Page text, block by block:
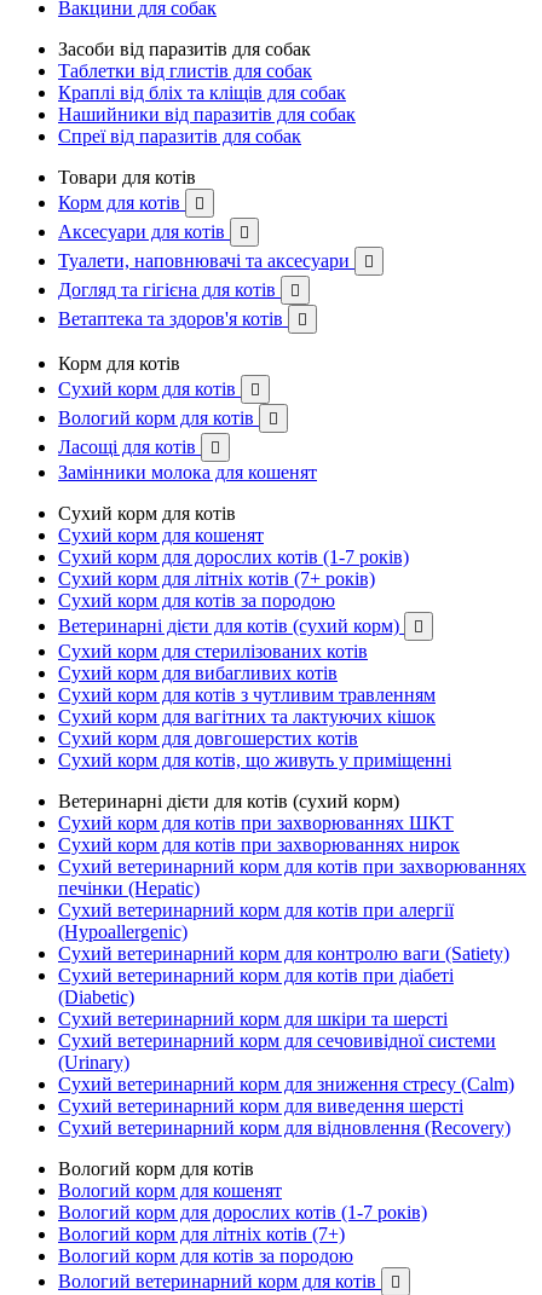
Вакцини для собак
Засоби від паразитів для собак
Таблетки від глистів для собак
Краплі від бліх та кліщів для собак
Нашийники від паразитів для собак
Спреї від паразитів для собак
Товари для котів
Корм для котів

Аксесуари для котів 
Туалети, наповнювачі та аксесуари 
Догляд та гігієна для котів 
Ветаптека та здоров'я котів 
Корм для котів
Сухий корм для котів

Вологий корм для котів 
Ласощі для котів 
Замінники молока для кошенят
Сухий корм для котів
Сухий корм для кошенят
Сухий корм для дорослих котів (1-7 років)
Сухий корм для літніх котів (7+ років)
Сухий корм для котів за породою
Ветеринарні дієти для котів (сухий корм)

Сухий корм для стерилізованих котів
Сухий корм для вибагливих котів
Сухий корм для котів з чутливим травленням
Сухий корм для вагітних та лактуючих кішок
Сухий корм для довгошерстих котів
Сухий корм для котів, що живуть у приміщенні
Ветеринарні дієти для котів (сухий корм)
Сухий корм для котів при захворюваннях ШКТ
Сухий корм для котів при захворюваннях нирок
Сухий ветеринарний корм для котів при захворюваннях
печінки (Hepatic)
Сухий ветеринарний корм для котів при алергії
(Hypoallergenic)
Сухий ветеринарний корм для контролю ваги (Satiety)
Сухий ветеринарний корм для котів при діабеті
(Diabetic)
Сухий ветеринарний корм для шкіри та шерсті
Сухий ветеринарний корм для сечовивідної системи
(Urinary)
Сухий ветеринарний корм для зниження стресу (Calm)
Сухий ветеринарний корм для виведення шерсті
Сухий ветеринарний корм для відновлення (Recovery)
Вологий корм для котів
Вологий корм для кошенят
Вологий корм для дорослих котів (1-7 років)
Вологий корм для літніх котів (7+)
Вологий корм для котів за породою
Вологий ветеринарний корм для котів
